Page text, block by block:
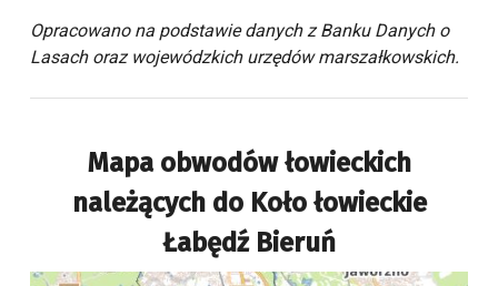
Mapa obwodów łowieckich
należących do Koło łowieckie
Łabędź Bieruń
Opracowano na podstawie danych z Banku Danych o
Lasach oraz wojewódzkich urzędów marszałkowskich.